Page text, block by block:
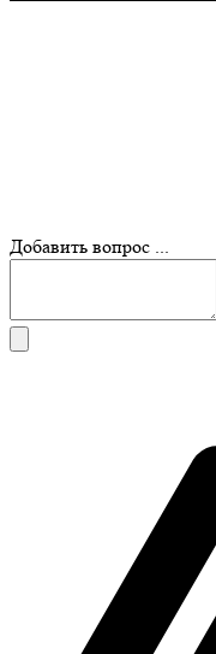
Добавить вопрос ...